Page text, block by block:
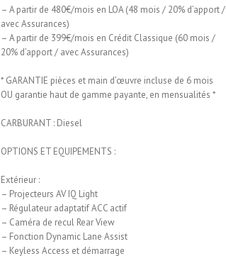
– A partir de 480€/mois en LOA (48 mois / 20% d’apport /
avec Assurances)
– A partir de 399€/mois en Crédit Classique (60 mois /
20% d’apport / avec Assurances)
* GARANTIE pièces et main d’œuvre incluse de 6 mois
OU garantie haut de gamme payante, en mensualités *
CARBURANT : Diesel
OPTIONS ET EQUIPEMENTS :
Extérieur :
– Projecteurs AV IQ Light
– Régulateur adaptatif ACC actif
– Caméra de recul Rear View
– Fonction Dynamic Lane Assist
– Keyless Access et démarrage